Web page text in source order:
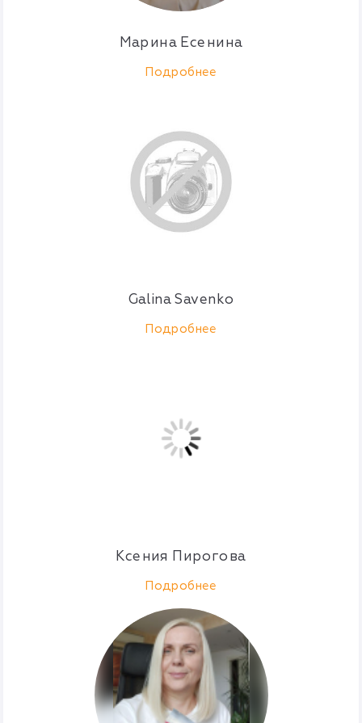
Марина Есенина
Подробнее
Galina Savenko
Подробнее
Ксения Пирогова
Подробнее